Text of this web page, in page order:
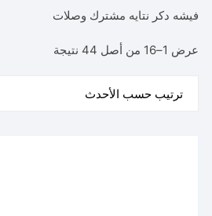
فيشه دكر نتايه مشترك وصلات
عرض 1–16 من أصل 44 نتيجة